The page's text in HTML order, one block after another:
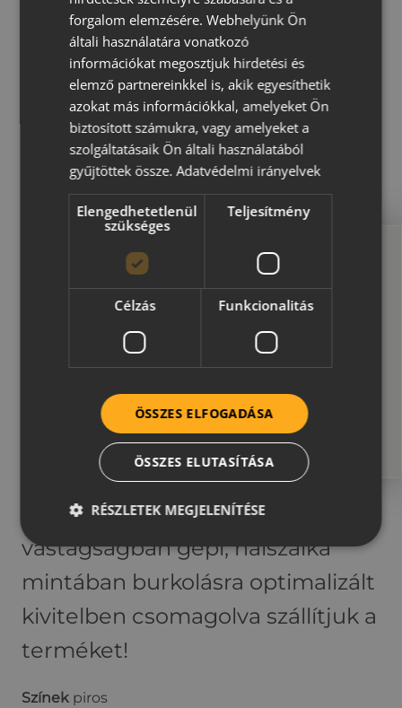
bevált térkőforma, amely
évtizedek óta megbízható
választás járdákhoz,
autóbeállókhoz és közösségi
terekhez. Egyszerű tégla alakja
sokféle mintázatban rakható, így
a funkcionális felületek mellett
esztétikus megjelenést is kínál.
Szürke, piros, sárga és antracit
árnyalataiban harmonikusan
környezetbe. A különböző
vastagságoknak köszönhetően
gyalogos és gépjárműforgalomra
is ideális választás. 8 cm
vastagságban gépi, halszálka
mintában burkolásra optimalizált
kivitelben csomagolva szállítjuk a
terméket!
Színek piros
Megvan a térkő?
forgalom elemzésére. Webhelyünk Ön
általi használatára vonatkozó
információkat megosztjuk hirdetési és
elemző partnereinkkel is, akik egyesíthetik
azokat más információkkal, amelyeket Ön
biztosított számukra, vagy amelyeket a
szolgáltatásaik Ön általi használatából
gyűjtöttek össze.Adatvédelmi irányelvek
Elengedhetetlenül
szükséges
Teljesítmény
Célzás Funkcionalitás
ÖSSZES ELFOGADÁSA
ÖSSZES ELUTASÍTÁSA
RÉSZLETEK MEGJELENÍTÉSE